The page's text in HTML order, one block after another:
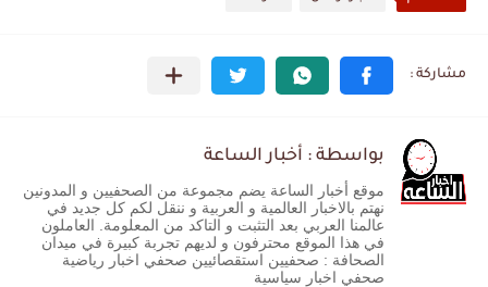
بواسطة : أخبار الساعة
موقع أخبار الساعة يضم مجموعة من الصحفيين و المدونين
نهتم بالاخبار العالمية و العربية و ننقل لكم كل جديد في
عالمنا العربي بعد التثبت و التاكد من المعلومة. العاملون
في هذا الموقع محترفون و لديهم تجربة كبيرة في ميدان
الصحافة : صحفيين استقصائيين صحفي اخبار رياضية
صحفي اخبار سياسية